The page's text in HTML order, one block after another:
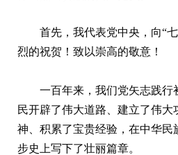
首先，我代表党中央，向“
烈的祝贺！致以崇高的敬意！
一百年来，我们党矢志践行
民开辟了伟大道路、建立了伟大
神、积累了宝贵经验，在中华民
步史上写下了壮丽篇章。